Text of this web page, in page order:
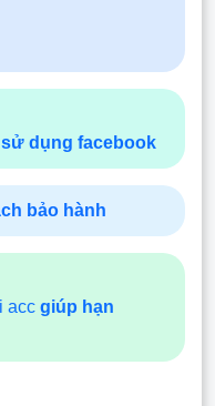
dụng facebook
bảo hành
acc giúp hạn